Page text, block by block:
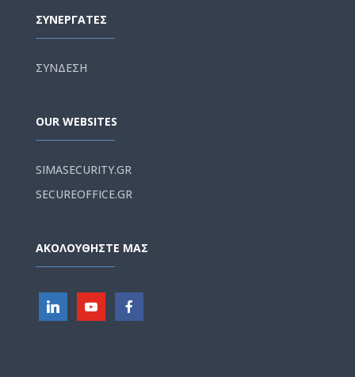
ΣΥΝΕΡΓΑΤΕΣ
ΣΥΝΔΕΣΗ
OUR WEBSITES
SIMASECURITY.GR
SECUREOFFICE.GR
ΑΚΟΛΟΥΘΗΣΤΕ ΜΑΣ